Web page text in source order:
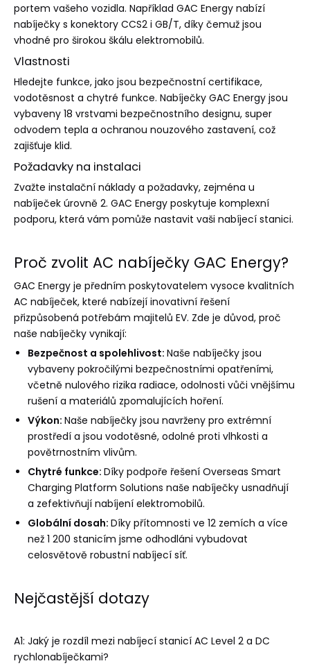
portem vašeho vozidla. Například GAC Energy nabízí
nabíječky s konektory CCS2 i GB/T, díky čemuž jsou
vhodné pro širokou škálu elektromobilů.
Vlastnosti
Hledejte funkce, jako jsou bezpečnostní certifikace,
vodotěsnost a chytré funkce. Nabíječky GAC Energy jsou
vybaveny 18 vrstvami bezpečnostního designu, super
odvodem tepla a ochranou nouzového zastavení, což
zajišťuje klid.
Požadavky na instalaci
Zvažte instalační náklady a požadavky, zejména u
nabíječek úrovně 2. GAC Energy poskytuje komplexní
podporu, která vám pomůže nastavit vaši nabíjecí stanici.
Proč zvolit AC nabíječky GAC Energy?
GAC Energy je předním poskytovatelem vysoce kvalitních
AC nabíječek, které nabízejí inovativní řešení
přizpůsobená potřebám majitelů EV. Zde je důvod, proč
naše nabíječky vynikají:
Bezpečnost a spolehlivost: Naše nabíječky jsou
vybaveny pokročilými bezpečnostními opatřeními,
včetně nulového rizika radiace, odolnosti vůči vnějšímu
rušení a materiálů zpomalujících hoření.
Výkon: Naše nabíječky jsou navrženy pro extrémní
prostředí a jsou vodotěsné, odolné proti vlhkosti a
povětrnostním vlivům.
Chytré funkce: Díky podpoře řešení Overseas Smart
Charging Platform Solutions naše nabíječky usnadňují
a zefektivňují nabíjení elektromobilů.
Globální dosah: Díky přítomnosti ve 12 zemích a více
než 1 200 stanicím jsme odhodláni vybudovat
celosvětově robustní nabíjecí síť.
Nejčastější dotazy
A1: Jaký je rozdíl mezi nabíjecí stanicí AC Level 2 a DC
rychlonabíječkami?